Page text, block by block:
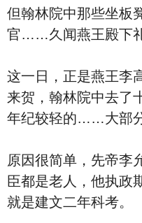
但翰林院中那些坐板
官……久闻燕王殿下
这一日，正是燕王李
来贺，翰林院中去了
年纪较轻的……大部
原因很简单，先帝李
臣都是老人，他执政
就是建文二年科考。